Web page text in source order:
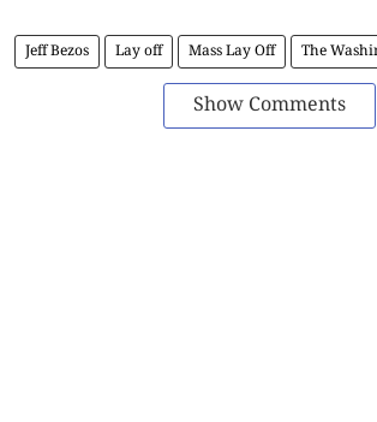
Jeff Bezos Lay off Mass Lay Off The
Show Comments